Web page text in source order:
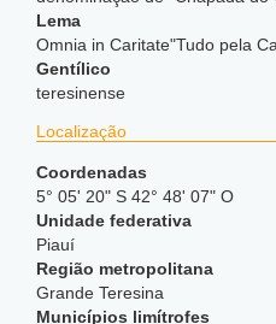
Lema
Omnia in Caritate"Tudo pela
Gentílico
teresinense
Localização
Coordenadas
5° 05' 20" S 42° 48' 07" O
Unidade federativa
Piauí
Região metropolitana
Grande Teresina
Municípios limítrofes